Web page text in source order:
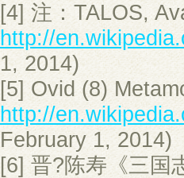
[4] 注：TALOS,
http://
1, 2014)
[5] Ovid (8)
http://
February 1, 2014)
[6] 晋?陈寿《三国